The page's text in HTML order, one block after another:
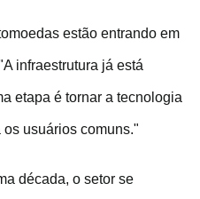
estão entrando em
infraestrutura já está
etapa é tornar a tecnologia
usuários comuns."
década, o setor se